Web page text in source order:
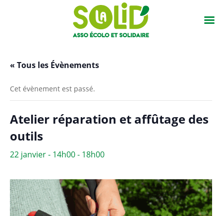
« Tous les Évènements
Cet évènement est passé.
Atelier réparation et affûtage des
outils
22 janvier - 14h00- 18h00